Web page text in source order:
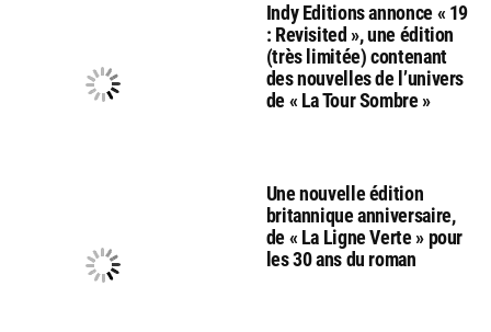
Indy Editions annonce « 19
: Revisited », une édition
(très limitée) contenant
des nouvelles de l’univers
de « La Tour Sombre »
Une nouvelle édition
britannique anniversaire,
de « La Ligne Verte » pour
les 30 ans du roman